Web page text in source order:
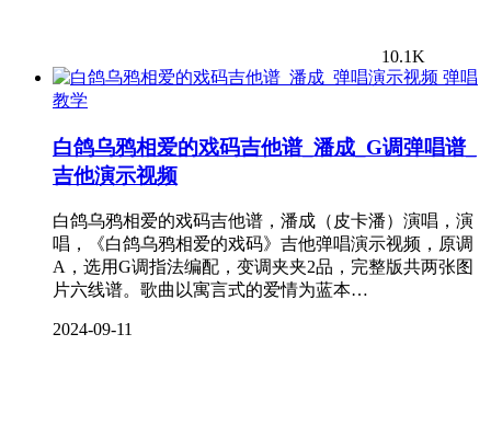
10.1K
弹唱
教学
白鸽乌鸦相爱的戏码吉他谱_潘成_G调弹唱谱_
吉他演示视频
白鸽乌鸦相爱的戏码吉他谱，潘成（皮卡潘）演唱，演
唱，《白鸽乌鸦相爱的戏码》吉他弹唱演示视频，原调
A，选用G调指法编配，变调夹夹2品，完整版共两张图
片六线谱。歌曲以寓言式的爱情为蓝本…
2024-09-11